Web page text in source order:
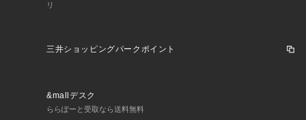
め、多少の誤差が生じる場合がございます。
ある場合がございます。ご理解、ご了承の上、お買い求めくだ
なる場合がございます。
※ブラウザやお使いのモニター環境により、掲載画像と実際の
リ
三井ショッピングパークポイント
&mallデスク
ららぽーと受取なら送料無料